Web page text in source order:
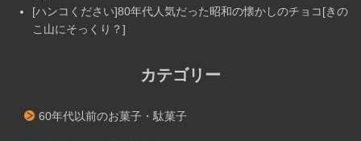
[ハンコください]80年代人気だった昭和の懐かしのチョコ[きの
こ山にそっくり？]
カテゴリー
60年代以前のお菓子・駄菓子